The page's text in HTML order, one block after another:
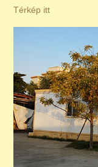
Térkép itt